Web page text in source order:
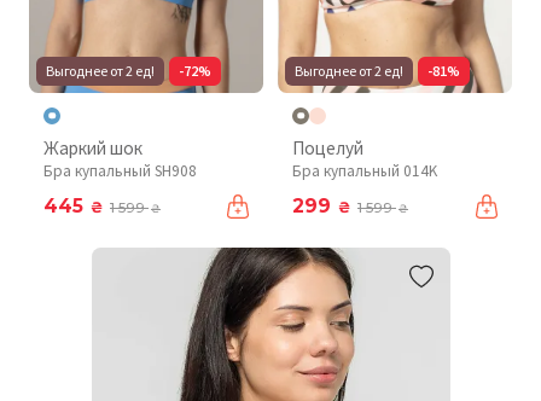
Выгоднее от 2 ед! -72%
Жаркий шок
Бра купальный SH908
445 ₴ 1 599₴
Выгоднее от 2 ед! -81%
Поцелуй
Бра купальный 014K
299 ₴ 1 599₴